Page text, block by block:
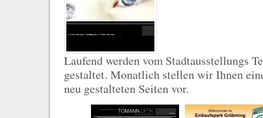
Laufend werden vom Stadtausstellungs
gestaltet. Monatlich stellen wir Ihnen
neu gestalteten Seiten vor.